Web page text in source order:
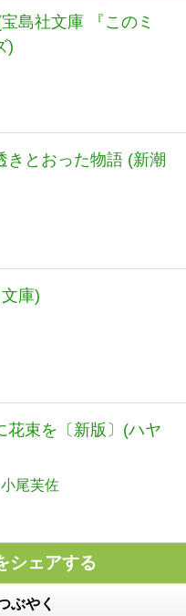
島社文庫 『このミ
)
きとおった物語 (新潮
庫)
花束を〔新版〕(ハヤ
小尾芙佐
ェアする
ぶやく